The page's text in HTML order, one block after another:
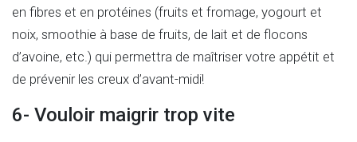
en fibres et en protéines (fruits et fromage, yogourt et
noix, smoothie à base de fruits, de lait et de flocons
d’avoine, etc.) qui permettra de maîtriser votre appétit et
de prévenir les creux d’avant-midi!
6- Vouloir maigrir trop vite